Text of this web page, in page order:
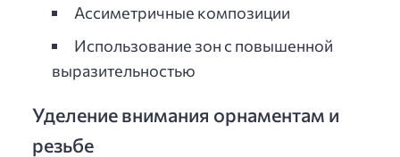
Ассиметричные композиции
Использование зон с повышенной
выразительностью
Уделение внимания орнаментам и
резьбе